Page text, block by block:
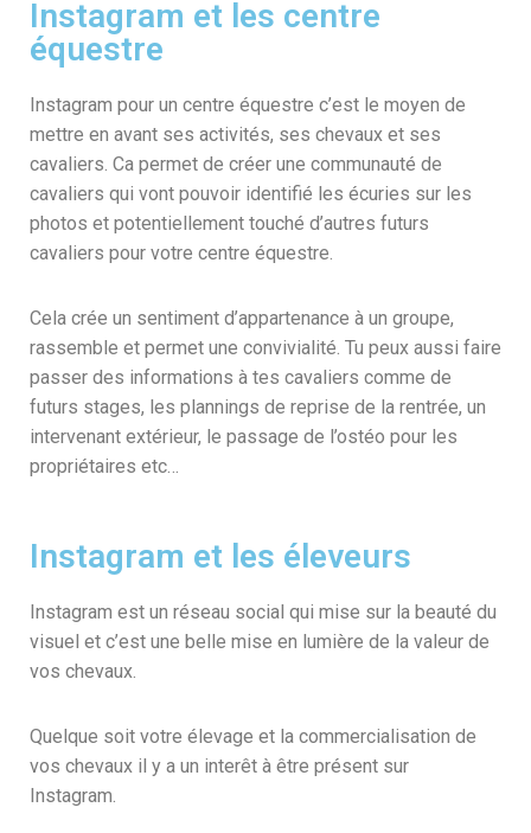
Instagram et les centre
équestre
Instagram pour un centre équestre c’est le moyen de
mettre en avant ses activités, ses chevaux et ses
cavaliers. Ca permet de créer une communauté de
cavaliers qui vont pouvoir identifié les écuries sur les
photos et potentiellement touché d’autres futurs
cavaliers pour votre centre équestre.
Cela crée un sentiment d’appartenance à un groupe,
rassemble et permet une convivialité. Tu peux aussi faire
passer des informations à tes cavaliers comme de
futurs stages, les plannings de reprise de la rentrée, un
intervenant extérieur, le passage de l’ostéo pour les
propriétaires etc…
Instagram et les éleveurs
Instagram est un réseau social qui mise sur la beauté du
visuel et c’est une belle mise en lumière de la valeur de
vos chevaux.
Quelque soit votre élevage et la commercialisation de
vos chevaux il y a un interêt à être présent sur
Instagram.